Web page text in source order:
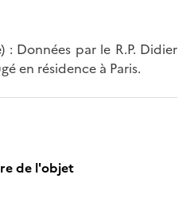
Données par le R.P. Didier
en résidence à Paris.
de l'objet